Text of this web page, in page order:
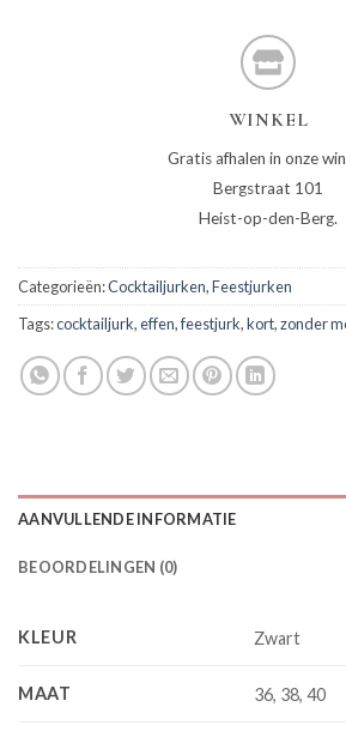
WINKEL
Gratis afhalen in onze
Bergstraat 101
Heist-op-den-Berg.
Categorieën:Cocktailjurken,Feestjurken
Tags:cocktailjurk,effen,feestjurk,kort,zonder
AANVULLENDE INFORMATIE
BEOORDELINGEN (0)
KLEUR Zwart
MAAT 36, 38, 40